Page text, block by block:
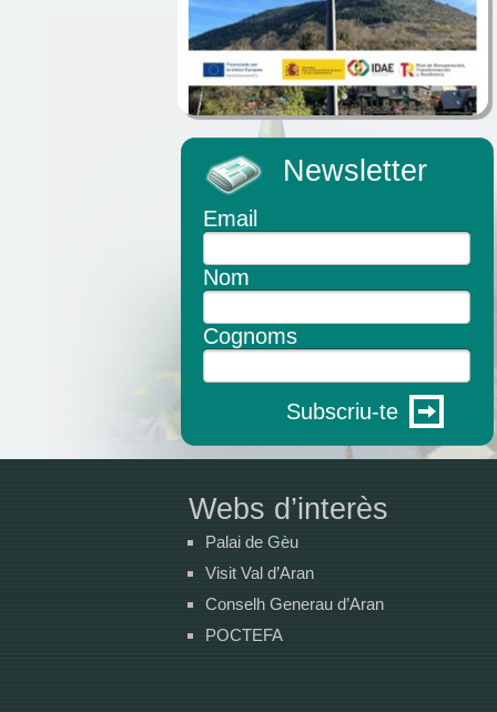
Newsletter
Email
Nom
Cognoms
Subscriu-te
Webs d’interès
Palai de Gèu
Visit Val d’Aran
Conselh Generau d’Aran
POCTEFA